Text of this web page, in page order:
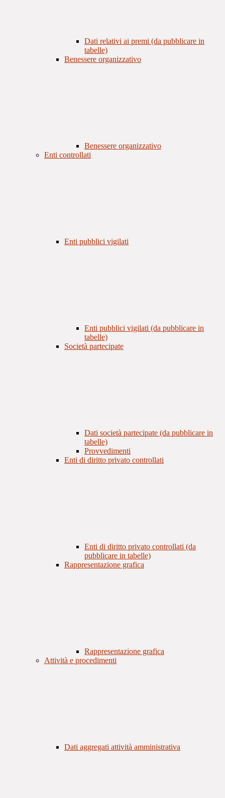
Dati relativi ai premi (da pubblicare in
tabelle)
Benessere organizzativo
Benessere organizzativo
Enti controllati
Enti pubblici vigilati
Enti pubblici vigilati (da pubblicare in
tabelle)
Società partecipate
Dati società partecipate (da pubblicare in
tabelle)
Provvedimenti
Enti di diritto privato controllati
Enti di diritto privato controllati (da
pubblicare in tabelle)
Rappresentazione grafica
Rappresentazione grafica
Attività e procedimenti
Dati aggregati attività amministrativa